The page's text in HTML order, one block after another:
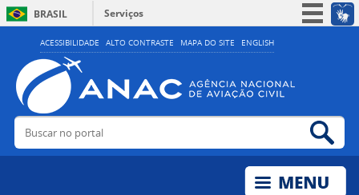
ACESSIBILIDADE ALTO CONTRASTE MAPA DO SITE ENGLISH
BRASIL
Serviços
Simplifique!
Acesso à informação
Legislação
Buscar no portal